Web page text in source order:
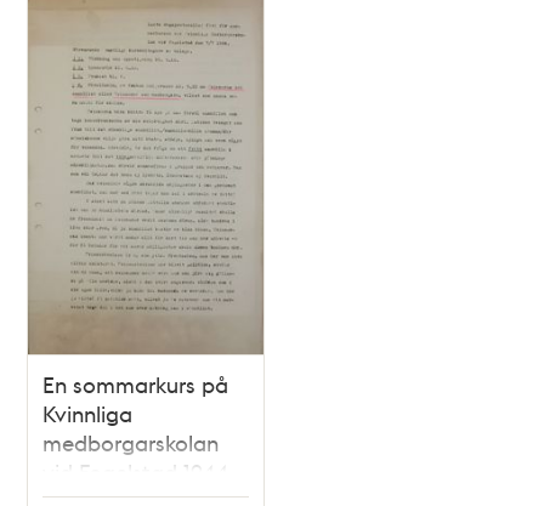
teman
En sommarkurs på
Kvinnliga
medborgarskolan
vid Fogelstad 1944